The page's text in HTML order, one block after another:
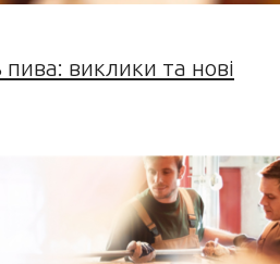
виклики та нові